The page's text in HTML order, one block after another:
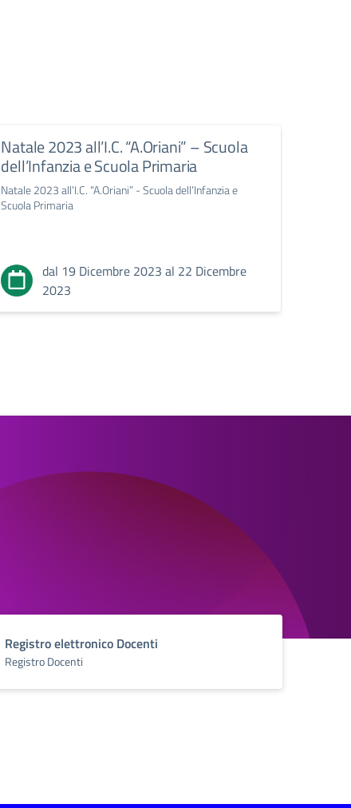
Natale 2023 all’I.C. “A.Oriani” – Scuola
dell’Infanzia e Scuola Primaria
Natale 2023 all’I.C. “A.Oriani” - Scuola dell’Infanzia e
Scuola Primaria
dal 19 Dicembre 2023 al 22 Dicembre
2023
Registro elettronico Docenti
Registro Docenti